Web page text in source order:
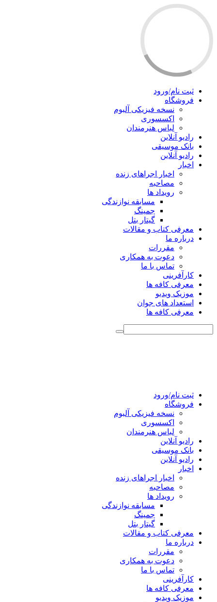
ثبت نام/ورود
فروشگاه
نسخه فیزیکی آلبوم
اکسسوری
لباس هنرمندان
رادیو آنلاین
بانک موسیقی
رادیو آنلاین
اخبار
اخبار اجراهای زنده
مصاحبه
رویداد ها
مسابقه نوازندگی
جمینگ
گیتار بتل
معرفی کتاب و مقالات
درباره ما
مقررات
دعوت به همکاری
تماس با ما
کارآفرینی
معرفی کافه ها
موزیک ویدیو
استعداد های جوان
معرفی کافه ها
ثبت نام/ورود
فروشگاه
نسخه فیزیکی آلبوم
اکسسوری
لباس هنرمندان
رادیو آنلاین
بانک موسیقی
رادیو آنلاین
اخبار
اخبار اجراهای زنده
مصاحبه
رویداد ها
مسابقه نوازندگی
جمینگ
گیتار بتل
معرفی کتاب و مقالات
درباره ما
مقررات
دعوت به همکاری
تماس با ما
کارآفرینی
معرفی کافه ها
موزیک ویدیو